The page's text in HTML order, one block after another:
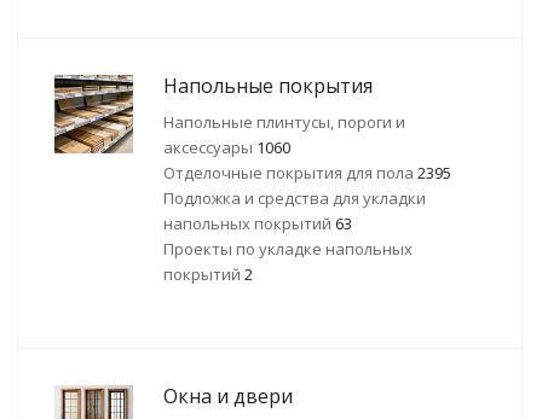
Напольные покрытия
Напольные плинтусы, пороги и
аксессуары 1060
Отделочные покрытия для пола 2395
Подложка и средства для укладки
напольных покрытий 63
Проекты по укладке напольных
покрытий 2
Окна и двери